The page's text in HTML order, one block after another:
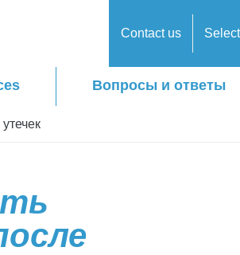
Contact us
Вопросы и ответы